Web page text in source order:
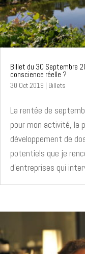
Billet du 30 Septembre
conscience réelle ?
30 Oct 2019 | Billets
La rentée de
pour mon activité, la
développement de
potentiels que je
d'entreprises qui